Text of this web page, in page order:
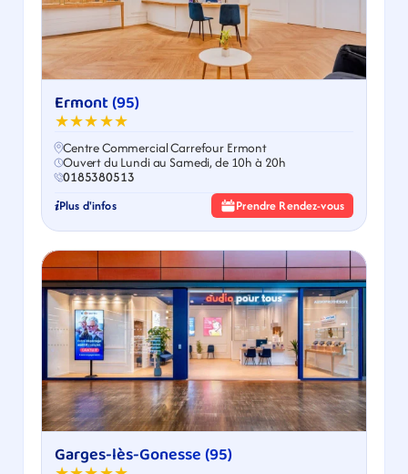
Ermont (95)
★★★★★
Centre Commercial Carrefour Ermont
Ouvert du Lundi au Samedi, de 10h à 20h
0185380513
Plus d'infos Prendre Rendez-vous
Garges-lès-Gonesse (95)